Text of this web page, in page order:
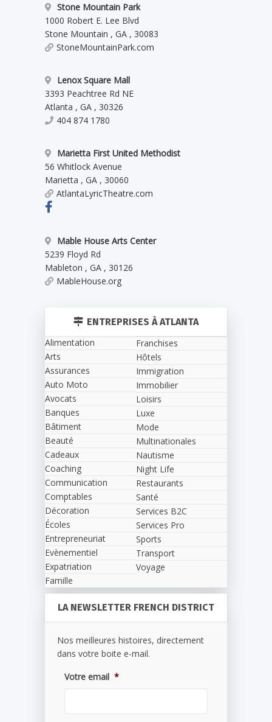
Stone Mountain Park
1000 Robert E. Lee Blvd
Stone Mountain , GA , 30083
StoneMountainPark.com
Lenox Square Mall
3393 Peachtree Rd NE
Atlanta , GA , 30326
404 874 1780
Marietta First United Methodist
56 Whitlock Avenue
Marietta , GA , 30060
AtlantaLyricTheatre.com
Mable House Arts Center
5239 Floyd Rd
Mableton , GA , 30126
MableHouse.org
ENTREPRISES À ATLANTA
Alimentation
Arts
Assurances
Auto Moto
Avocats
Banques
Bâtiment
Beauté
Cadeaux
Coaching
Communication
Comptables
Décoration
Écoles
Entrepreneuriat
Evènementiel
Expatriation
Famille
Franchises
Hôtels
Immigration
Immobilier
Loisirs
Luxe
Mode
Multinationales
Nautisme
Night Life
Restaurants
Santé
Services B2C
Services Pro
Sports
Transport
Voyage
LA NEWSLETTER FRENCH DISTRICT
Nos meilleures histoires, directement
dans votre boite e-mail.
Votre email *